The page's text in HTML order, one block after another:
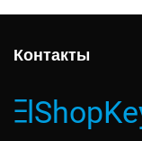
Контакты